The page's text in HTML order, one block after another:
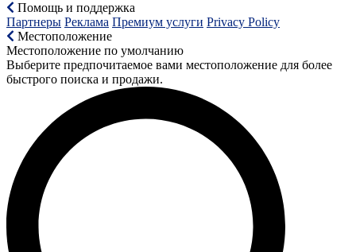
Помощь и поддержка
Партнеры Реклама Премиум услуги Privacy Policy
Местоположение
Местоположение по умолчанию
Выберите предпочитаемое вами местоположение для более
быстрого поиска и продажи.